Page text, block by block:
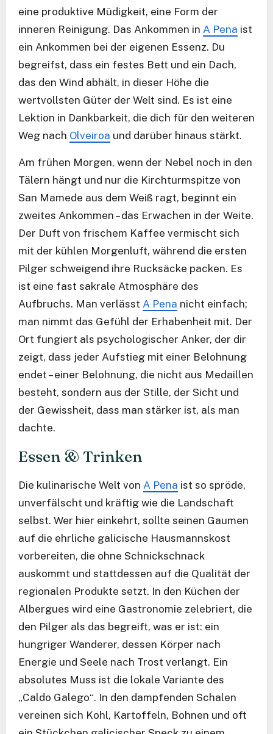
eine produktive Müdigkeit, eine Form der
inneren Reinigung. Das Ankommen in A Pena ist
ein Ankommen bei der eigenen Essenz. Du
begreifst, dass ein festes Bett und ein Dach,
das den Wind abhält, in dieser Höhe die
wertvollsten Güter der Welt sind. Es ist eine
Lektion in Dankbarkeit, die dich für den weiteren
Weg nach Olveiroa und darüber hinaus stärkt.
Am frühen Morgen, wenn der Nebel noch in den
Tälern hängt und nur die Kirchturmspitze von
San Mamede aus dem Weiß ragt, beginnt ein
zweites Ankommen – das Erwachen in der Weite.
Der Duft von frischem Kaffee vermischt sich
mit der kühlen Morgenluft, während die ersten
Pilger schweigend ihre Rucksäcke packen. Es
ist eine fast sakrale Atmosphäre des
Aufbruchs. Man verlässt A Pena nicht einfach;
man nimmt das Gefühl der Erhabenheit mit. Der
Ort fungiert als psychologischer Anker, der dir
zeigt, dass jeder Aufstieg mit einer Belohnung
endet – einer Belohnung, die nicht aus Medaillen
besteht, sondern aus der Stille, der Sicht und
der Gewissheit, dass man stärker ist, als man
dachte.
Essen & Trinken
Die kulinarische Welt von A Pena ist so spröde,
unverfälscht und kräftig wie die Landschaft
selbst. Wer hier einkehrt, sollte seinen Gaumen
auf die ehrliche galicische Hausmannskost
vorbereiten, die ohne Schnickschnack
auskommt und stattdessen auf die Qualität der
regionalen Produkte setzt. In den Küchen der
Albergues wird eine Gastronomie zelebriert, die
den Pilger als das begreift, was er ist: ein
hungriger Wanderer, dessen Körper nach
Energie und Seele nach Trost verlangt. Ein
absolutes Muss ist die lokale Variante des
„Caldo Galego“. In den dampfenden Schalen
vereinen sich Kohl, Kartoffeln, Bohnen und oft